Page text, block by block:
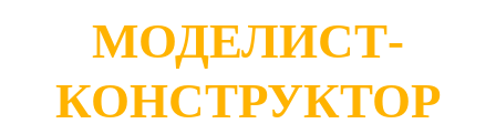
содержимомуМОДЕЛИСТ-
КОНСТРУКТОР